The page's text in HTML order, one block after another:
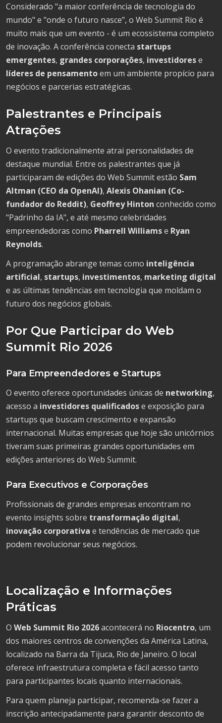
Considerado "a maior conferência de tecnologia do
mundo" e "onde o futuro nasce", o Web Summit Rio é
muito mais que um evento - é um ecossistema completo
de inovação. A conferência conecta startups
emergentes, grandes corporações, investidorese
líderes de pensamentoem um ambiente propício para
negócios e parcerias estratégicas.
Palestrantes e Principais
Atrações
O evento tradicionalmente atrai personalidades de
destaque mundial. Entre os palestrantes que já
participaram de edições do Web Summit estão Sam
Altman (CEO da OpenAI), Alexis Ohanian (Co-
fundador do Reddit), Geoffrey Hinton conhecido como
"Padrinho da IA", e até mesmo celebridades
empreendedoras como Pharrell Williamse Ryan
Reynolds.
A programação abrange temas como inteligência
artificial, startups, investimentos, marketing digital
e as últimas tendências em tecnologia que moldam o
futuro dos negócios globais.
Por Que Participar do Web
Summit Rio 2026
Para Empreendedores e Startups
O evento oferece oportunidades únicas de networking,
acesso a investidores qualificadose exposição para
startups que buscam crescimento e expansão
internacional. Muitas empresas que hoje são unicórnios
tiveram suas primeiras grandes oportunidades em
edições anteriores do Web Summit.
Para Executivos e Corporações
Profissionais de grandes empresas encontram no
evento insights sobre transformação digital,
inovação corporativa e tendências de mercado que
podem revolucionar seus negócios.
Localização e Informações
Práticas
O Web Summit Rio 2026acontecerá no Riocentro, um
dos maiores centros de convenções da América Latina,
localizado na Barra da Tijuca, Rio de Janeiro. O local
oferece infraestrutura completa e fácil acesso tanto
para participantes locais quanto internacionais.
Para quem planeja participar, recomenda-se fazer a
inscrição antecipadamente para garantir desconto de